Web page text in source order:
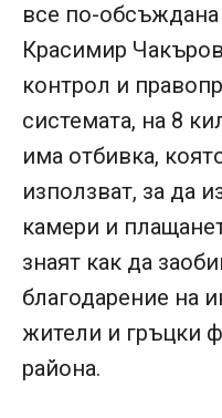
все по-
Красимир
контрол и
системата, на 8
има отбивка,
използват, за да
камери и
знаят как да
благодарение на
жители и гръцки
района.